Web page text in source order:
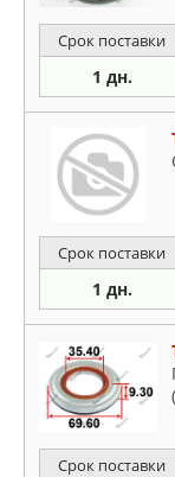
Срок поставки
1 дн.
Срок поставки
1 дн.
Срок поставки